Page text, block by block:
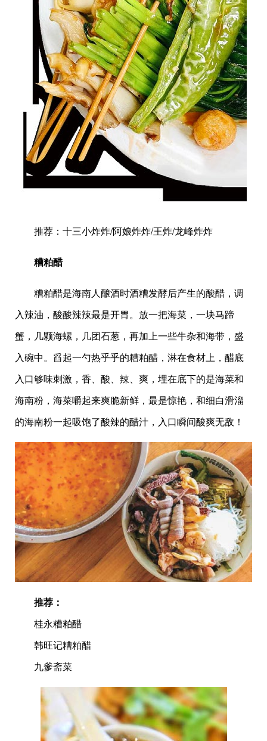
推荐：十三小炸炸/阿娘炸炸/王炸/龙峰炸炸
糟粕醋
糟粕醋是海南人酿酒时酒糟发酵后产生的酸醋，调
入辣油，酸酸辣辣最是开胃。放一把海菜，一块马蹄
蟹，几颗海螺，几团石葱，再加上一些牛杂和海带，盛
入碗中。舀起一勺热乎乎的糟粕醋，淋在食材上，醋底
入口够味刺激，香、酸、辣、爽，埋在底下的是海菜和
海南粉，海菜嚼起来爽脆新鲜，最是惊艳，和细白滑溜
的海南粉一起吸饱了酸辣的醋汁，入口瞬间酸爽无敌！
推荐：
桂永糟粕醋
韩旺记糟粕醋
九爹斋菜